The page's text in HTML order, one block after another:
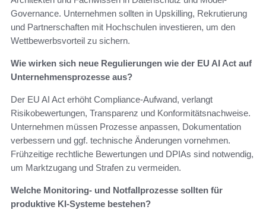
Governance. Unternehmen sollten in Upskilling, Rekrutierung
und Partnerschaften mit Hochschulen investieren, um den
Wettbewerbsvorteil zu sichern.
Wie wirken sich neue Regulierungen wie der EU AI Act auf
Unternehmensprozesse aus?
Der EU AI Act erhöht Compliance-Aufwand, verlangt
Risikobewertungen, Transparenz und Konformitätsnachweise.
Unternehmen müssen Prozesse anpassen, Dokumentation
verbessern und ggf. technische Änderungen vornehmen.
Frühzeitige rechtliche Bewertungen und DPIAs sind notwendig,
um Marktzugang und Strafen zu vermeiden.
Welche Monitoring- und Notfallprozesse sollten für
produktive KI-Systeme bestehen?